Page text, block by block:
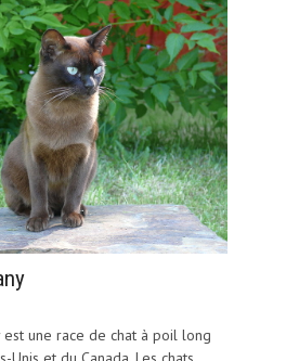
une race de chat à poil long